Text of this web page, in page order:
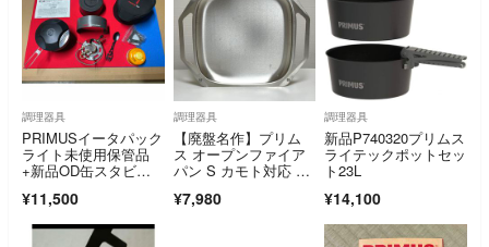
調理器具
PRIMUSイータパック
ライト未使用保管品
+新品OD缶スタビラ
¥11,500
調理器具
【廃盤名作】プリム
ス オープンファイア
パン S カモト対応 直
¥7,980
調理器具
新品P740320プリムス
ライテックポットセッ
ト23L
¥14,100